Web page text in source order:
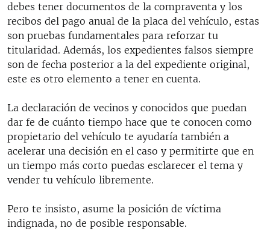
debes tener documentos de la compraventa y los
recibos del pago anual de la placa del vehículo, estas
son pruebas fundamentales para reforzar tu
titularidad. Además, los expedientes falsos siempre
son de fecha posterior a la del expediente original,
este es otro elemento a tener en cuenta.
La declaración de vecinos y conocidos que puedan
dar fe de cuánto tiempo hace que te conocen como
propietario del vehículo te ayudaría también a
acelerar una decisión en el caso y permitirte que en
un tiempo más corto puedas esclarecer el tema y
vender tu vehículo libremente.
Pero te insisto, asume la posición de víctima
indignada, no de posible responsable.